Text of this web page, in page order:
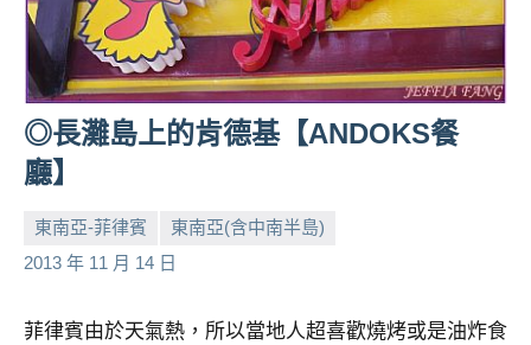
對
象。
★
◎長灘島上的肯德基【ANDOKS餐
廳】
東南亞-菲律賓
東南亞(含中南半島)
2013 年 11 月 14 日
小
No
菲律賓由於天氣熱，所以當地人超喜歡燒烤或是油炸食